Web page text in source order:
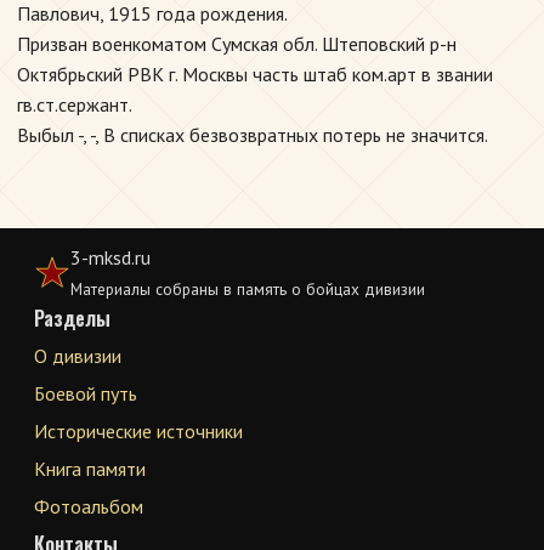
Павлович, 1915 года рождения.
Призван военкоматом Сумская обл. Штеповский р-н
Октябрьский РВК г. Москвы часть штаб ком.арт в звании
гв.ст.сержант.
Выбыл -, -, В списках безвозвратных потерь не значится.
3-mksd.ru
Материалы собраны в память о бойцах дивизии
Разделы
О дивизии
Боевой путь
Исторические источники
Книга памяти
Фотоальбом
Контакты